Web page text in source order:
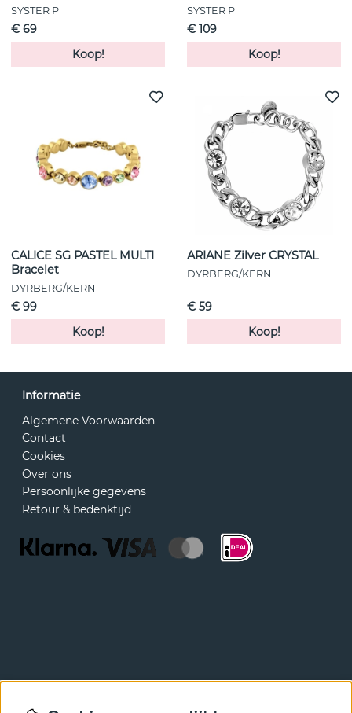
SYSTER P
€ 69
Koop!
SYSTER P
€ 109
Koop!
CALICE SG PASTEL MULTI
Bracelet
DYRBERG/KERN
€ 99
Koop!
ARIANE Zilver CRYSTAL
DYRBERG/KERN
€ 59
Koop!
Informatie
Algemene Voorwaarden
Contact
Cookies
Over ons
Persoonlijke gegevens
Retour & bedenktijd